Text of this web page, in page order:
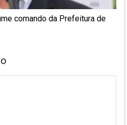
comando da Prefeitura de